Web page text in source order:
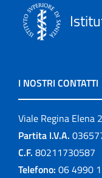
I NOSTRI CONTATTI
Viale Regina Elena
Partita I.V.A.
C.F. 80211730587
Telefono: 06 4990 1